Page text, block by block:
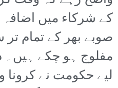
کے شرکاء میں
صوبے بھر کے تمام تر
مفلوج ہو چکے ہیں۔
لیے حکومت نے کرونا